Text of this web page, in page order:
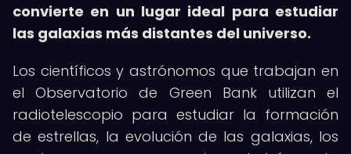
convierte en un lugar ideal para estudiar
las galaxias más distantes del universo.
Los científicos y astrónomos que trabajan en
el Observatorio de Green Bank utilizan el
radiotelescopio para estudiar la formación
de estrellas, la evolución de las galaxias, los